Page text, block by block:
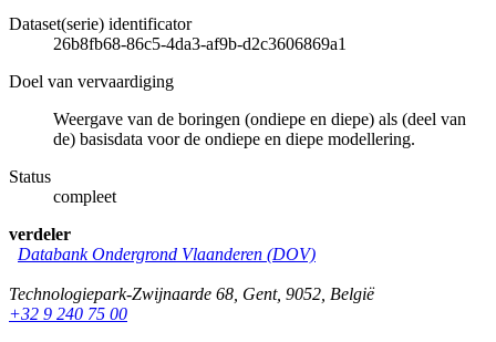
Dataset(serie) identificator
26b8fb68-86c5-4da3-af9b-d2c3606869a1
Doel van vervaardiging
Weergave van de boringen (ondiepe en diepe) als (deel van
de) basisdata voor de ondiepe en diepe modellering.
Status
compleet
verdeler
Databank Ondergrond Vlaanderen (DOV)
Technologiepark-Zwijnaarde 68 Gent, 9052 België
+32 9 240 75 00